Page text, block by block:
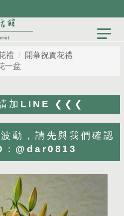
禮
開幕祝賀花禮
一盆
加LINE ❮❮❮
動，請先與我們確認
：@dar0813